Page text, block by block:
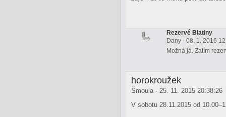
Rezervé Blatiny
Dany - 08. 1. 2016
Možná já. Zatím
horokroužek
Šmoula - 25. 11. 2015 20:38:26
V sobotu 28.11.2015 od